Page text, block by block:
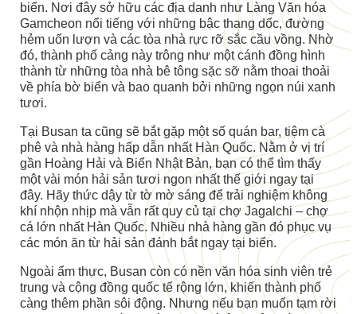
biển. Nơi đây sở hữu các địa danh như Làng Văn hóa
Gamcheon nổi tiếng với những bậc thang dốc, đường
hẻm uốn lượn và các tòa nhà rực rỡ sắc cầu vồng. Nhờ
đó, thành phố cảng này trông như một cánh đồng hình
thành từ những tòa nhà bê tông sặc sỡ nằm thoai thoải
về phía bờ biển và bao quanh bởi những ngọn núi xanh
tươi.
Tại Busan ta cũng sẽ bắt gặp một số quán bar, tiệm cà
phê và nhà hàng hấp dẫn nhất Hàn Quốc. Nằm ở vị trí
gần Hoàng Hải và Biển Nhật Bản, bạn có thể tìm thấy
một vài món hải sản tươi ngon nhất thế giới ngay tại
đây. Hãy thức dậy từ tờ mờ sáng để trải nghiệm không
khí nhộn nhịp mà vẫn rất quy củ tại chợ Jagalchi – chợ
cá lớn nhất Hàn Quốc. Nhiều nhà hàng gần đó phục vụ
các món ăn từ hải sản đánh bắt ngay tại biển.
Ngoài ẩm thực, Busan còn có nền văn hóa sinh viên trẻ
trung và cộng đồng quốc tế rộng lớn, khiến thành phố
càng thêm phần sôi động. Nhưng nếu bạn muốn tạm rời